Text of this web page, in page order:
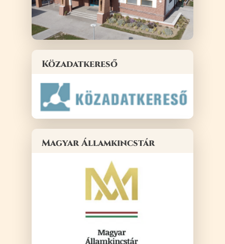
Közadatkereső
Magyar Államkincstár